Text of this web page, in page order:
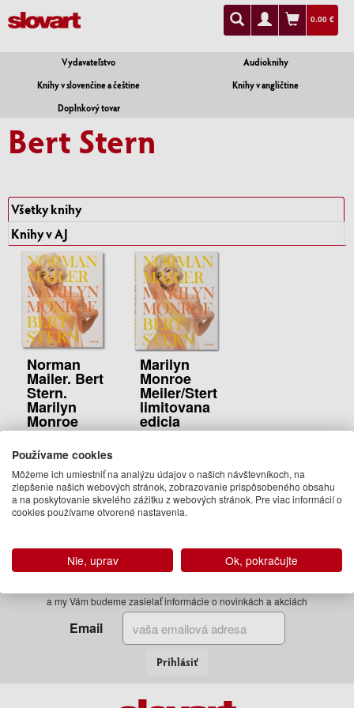
0.00 €
Vydavateľstvo
Audioknihy
Knihy v slovenčine a češtine
Knihy v angličtine
Doplnkový tovar
Bert Stern
Všetky knihy
Knihy v AJ
Norman
Mailer. Bert
Stern.
Marilyn
Monroe
Bert Stern
88.00 €
Na
objednávku
Marilyn
Monroe
Meiler/Stert
limitovana
edicia
1 000.00 €
Na
objednávku
a my Vám budeme zasielať informácie o novinkách a akciách
Email
Prihlásiť
Používame cookies
Môžeme ich umiestniť na analýzu údajov o našich návštevníkoch, na
zlepšenie našich webových stránok, zobrazovanie prispôsobeného obsahu
a na poskytovanie skvelého zážitku z webových stránok. Pre viac informácií o
cookies používame otvorené nastavenia.
Nie, uprav Ok, pokračujte